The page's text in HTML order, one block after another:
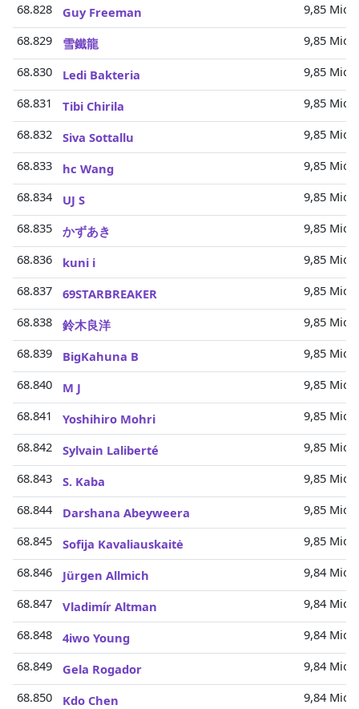
68.828
Guy Freeman
9,85 Mio.
68.829
雪鐵龍
9,85 Mio.
68.830
Ledi Bakteria
9,85 Mio.
68.831
Tibi Chirila
9,85 Mio.
68.832
Siva Sottallu
9,85 Mio.
68.833
hc Wang
9,85 Mio.
68.834
UJ S
9,85 Mio.
68.835
かずあき
9,85 Mio.
68.836
kuni i
9,85 Mio.
68.837
69STARBREAKER
9,85 Mio.
68.838
鈴木良洋
9,85 Mio.
68.839
BigKahuna B
9,85 Mio.
68.840
M J
9,85 Mio.
68.841
Yoshihiro Mohri
9,85 Mio.
68.842
Sylvain Laliberté
9,85 Mio.
68.843
S. Kaba
9,85 Mio.
68.844
Darshana Abeyweera
9,85 Mio.
68.845
Sofija Kavaliauskaitė
9,85 Mio.
68.846
Jürgen Allmich
9,84 Mio.
68.847
Vladimír Altman
9,84 Mio.
68.848
4iwo Young
9,84 Mio.
68.849
Gela Rogador
9,84 Mio.
68.850
Kdo Chen
9,84 Mio.